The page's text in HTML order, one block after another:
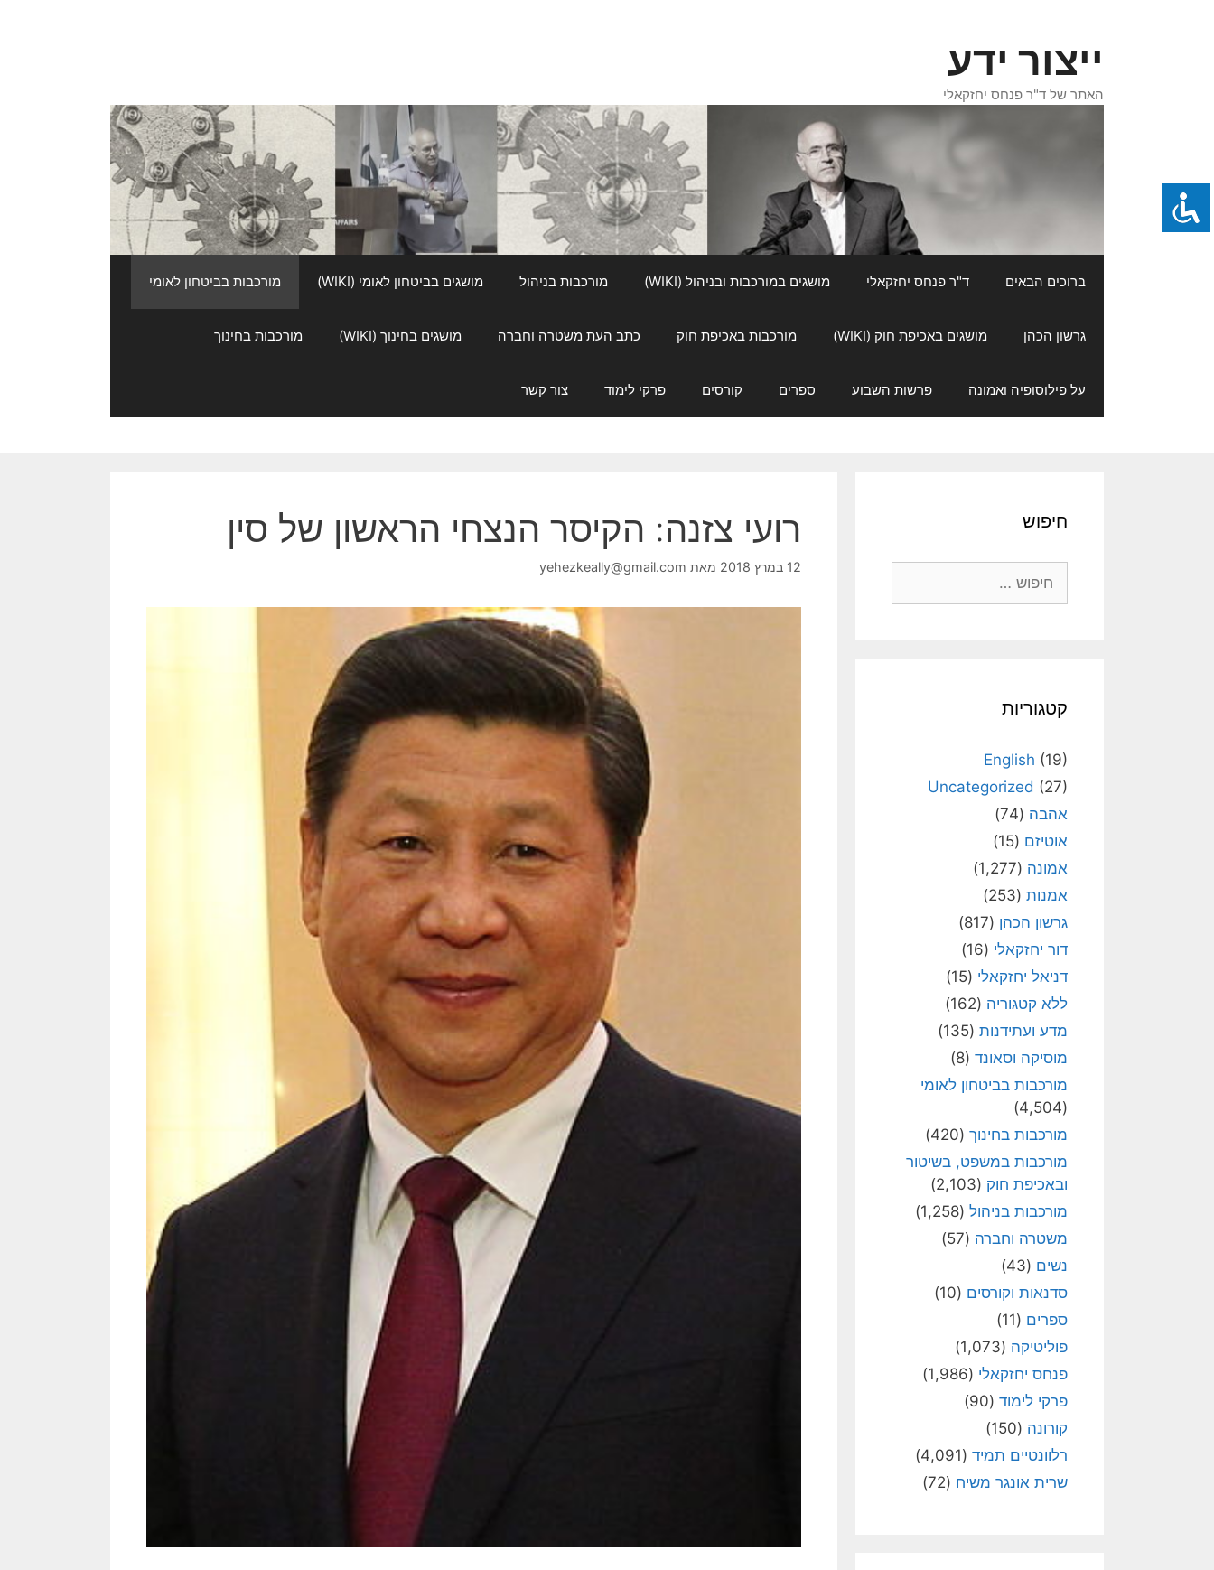
ייצור ידע
האתר של ד"ר פנחס יחזקאלי
ברוכים הבאים ד"ר פנחס יחזקאלי מושגים במורכבות ובניהול (WIKI) מורכבות בניהול מושגים בביטחון לאומי (WIKI) מורכבות בביטחון לאומי
גרשון הכהן מושגים באכיפת חוק (WIKI) מורכבות באכיפת חוק כתב העת משטרה וחברה מושגים בחינוך (WIKI) מורכבות בחינוך
על פילוסופיה ואמונה פרשות השבוע ספרים קורסים פרקי לימוד צור קשר
רועי צזנה: הקיסר הנצחי הראשון של סין
12 במרץ 2018 מאת yehezkeally@gmail.com
חיפוש
קטגוריות
English (19)
Uncategorized (27)
אהבה (74)
אוטיזם (15)
אמונה (1,277)
אמנות (253)
גרשון הכהן (817)
דור יחזקאלי (16)
דניאל יחזקאלי (15)
ללא קטגוריה (162)
מדע ועתידנות (135)
מוסיקה וסאונד (8)
מורכבות בביטחון לאומי
(4,504)
מורכבות בחינוך (420)
מורכבות במשפט, בשיטור
ובאכיפת חוק (2,103)
מורכבות בניהול (1,258)
משטרה וחברה (57)
נשים (43)
סדנאות וקורסים (10)
ספרים (11)
פוליטיקה (1,073)
פנחס יחזקאלי (1,986)
פרקי לימוד (90)
קורונה (150)
רלוונטיים תמיד (4,091)
שרית אונגר משיח (72)